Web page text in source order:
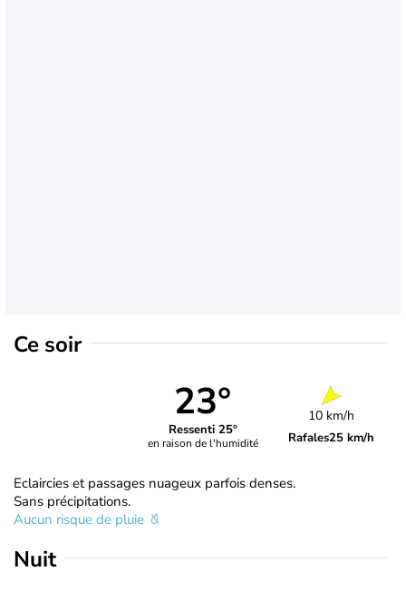
Ce soir
23°
Ressenti 25°
en raison de l'humidité
10 km/h
Rafales25 km/h
Eclaircies et passages nuageux parfois denses.
Sans précipitations.
Aucun risque de pluie
Nuit